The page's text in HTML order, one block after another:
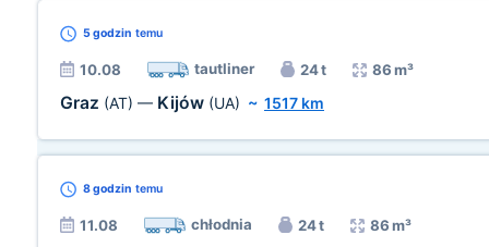
5 godzin temu
10.08 tautliner 24 t 86 m³
Graz (AT) — Kijów (UA) ~ 1517 km
8 godzin temu
11.08 chłodnia 24 t 86 m³